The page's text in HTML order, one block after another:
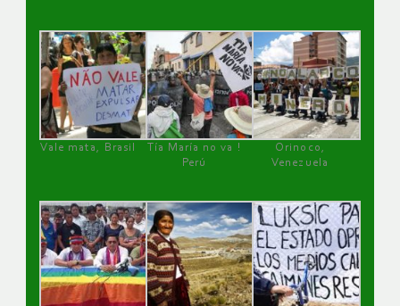
Vale mata, Brasil
Tía María no va !
Perú
Orinoco,
Venezuela